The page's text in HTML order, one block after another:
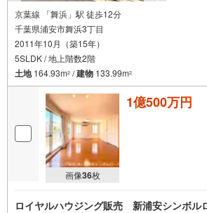
京葉線 「舞浜」駅 徒歩12分
千葉県浦安市舞浜3丁目
2011年10月（築15年）
5SLDK / 地上階数2階
土地164.93m2 /建物 133.99m2
画像36枚
1億500万円
ロイヤルハウジング販売 新浦安シンボル